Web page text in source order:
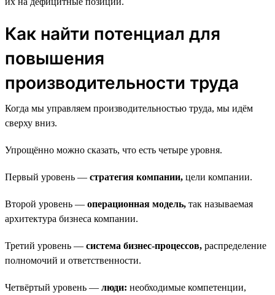
Как найти потенциал для
повышения
производительности труда
Когда мы управляем производительностью труда, мы идём
сверху вниз.
Упрощённо можно сказать, что есть четыре уровня.
Первый уровень — стратегия компании, цели компании.
Второй уровень — операционная модель, так называемая
архитектура бизнеса компании.
Третий уровень — система бизнес-процессов, распределение
полномочий и ответственности.
Четвёртый уровень — люди: необходимые компетенции,